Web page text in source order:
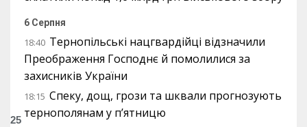
6 Серпня
18:40 Тернопільські нацгвардійці відзначили
Преображення Господнє й помолилися за
захисників України
18:15 Спеку, дощ, грози та шквали прогнозують
тернополянам у п’ятницю
25